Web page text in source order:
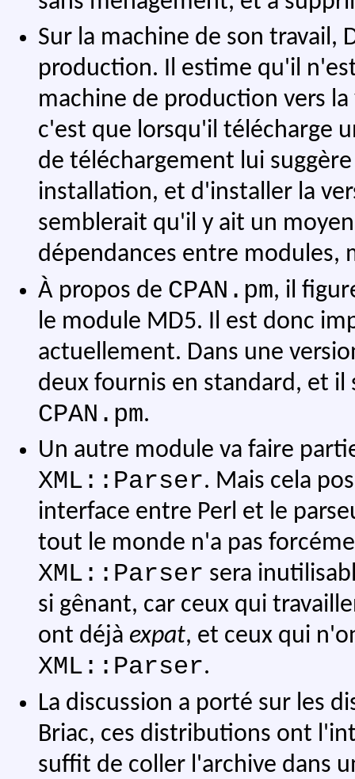
Sur la machine de son travail,
production. Il estime qu'il
machine de production vers
c'est que lorsqu'il télécharge
de téléchargement lui
installation, et d'installer la
semblerait qu'il y ait un
dépendances entre modules,
À propos de CPAN.pm, il
le module MD5. Il est donc
actuellement. Dans une
deux fournis en standard, et
CPAN.pm.
Un autre module va faire
XML::Parser. Mais cela
interface entre Perl et le
tout le monde n'a pas
XML::Parser sera
si gênant, car ceux qui
ont déjà expat, et ceux qui
XML::Parser.
La discussion a porté sur les
Briac, ces distributions ont
suffit de coller l'archive dans